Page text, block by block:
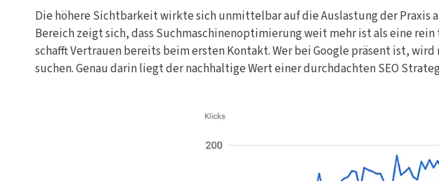
Die höhere Sichtbarkeit wirkte sich unmittelbar auf die Auslastung der
Bereich zeigt sich, dass Suchmaschinenoptimierung weit mehr ist als eine
schafft Vertrauen bereits beim ersten Kontakt. Wer bei Google präsent ist,
suchen. Genau darin liegt der nachhaltige Wert einer durchdachten SEO